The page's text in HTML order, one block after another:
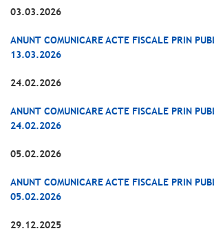
03.03.2026
ANUNT COMUNICARE ACTE FISCALE PRIN
13.03.2026
24.02.2026
ANUNT COMUNICARE ACTE FISCALE PRIN
24.02.2026
05.02.2026
ANUNT COMUNICARE ACTE FISCALE PRIN
05.02.2026
29.12.2025